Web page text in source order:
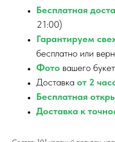
Бесплатная
21:00)
Гарантируем
бесплатно или
Фото вашего
Доставка от 2
Бесплатная
Доставка к